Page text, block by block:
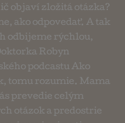
objaví zložitá otázka?
ako odpovedať. A tak
odbijeme rýchlou,
Robyn
podcastu Ako
tomu rozumie. Mama
prevedie celým
otázok a predostrie